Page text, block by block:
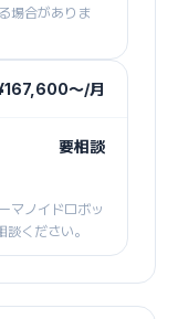
場合がありま
〜/月
要相談
マノイドロボッ
ください。